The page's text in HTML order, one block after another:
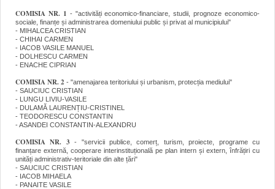
COMISIA NR. 1 - "activități economico-financiare, studii, prognoze economico-
sociale, finanțe și administrarea domeniului public și privat al municipiului"
- MIHALCEA CRISTIAN
- CHIHAI CARMEN
- IACOB VASILE MANUEL
- DOLHESCU CARMEN
- ENACHE CIPRIAN
COMISIA NR. 2 - "amenajarea teritoriului și urbanism, protecția mediului"
- SAUCIUC CRISTIAN
- LUNGU LIVIU-VASILE
- DULAMĂ LAURENȚIU-CRISTINEL
- TEODORESCU CONSTANTIN
- ASANDEI CONSTANTIN-ALEXANDRU
COMISIA NR. 3 - "servicii publice, comerț, turism, proiecte, programe cu
finanțare externă, cooperare interinstituțională pe plan intern și extern, înfrățiri cu
unități administrativ-teritoriale din alte țări"
- SAUCIUC CRISTIAN
- IACOB MIHAELA
- PANAITE VASILE